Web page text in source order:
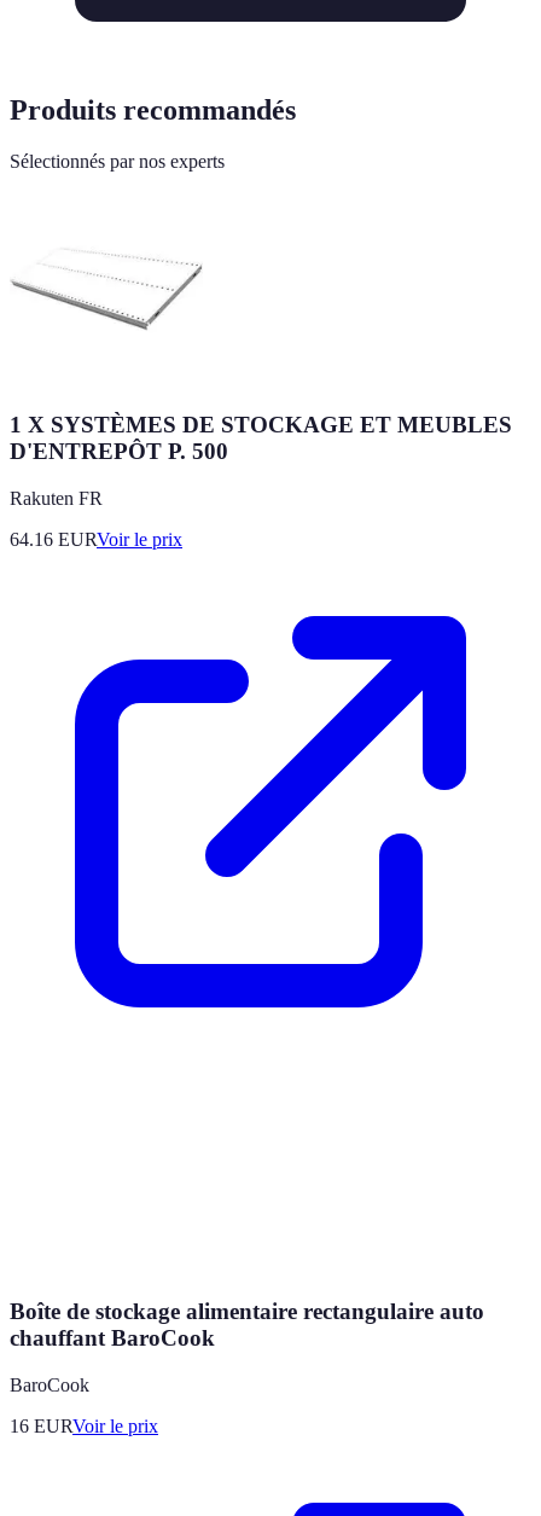
Produits recommandés
Sélectionnés par nos experts
1 X SYSTÈMES DE STOCKAGE ET MEUBLES
D'ENTREPÔT P. 500
Rakuten FR
64.16 EURVoir le prix
Boîte de stockage alimentaire rectangulaire auto
chauffant BaroCook
BaroCook
16 EURVoir le prix